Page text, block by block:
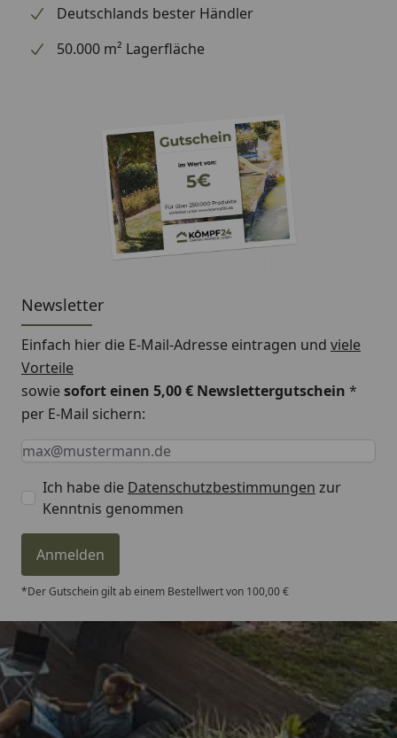
für Ihren täglichen Weg oder Ihre nächste Radtour.
Deutschlands bester Händler
50.000 m² Lagerfläche
Newsletter
Einfach hier die E-Mail-Adresse eintragen und viele
Vorteile
sowiesofort einen 5,00 € Newslettergutschein *
per E-Mail sichern:
Keine Eingabe erforderlich
Eingabe erforderlich
E-Mail *
Ich habe die Datenschutzbestimmungen zur
Kenntnis genommen
Anmelden
*Der Gutschein gilt ab einem Bestellwert von 100,00 €
Trusted Shops
4,81/ 5